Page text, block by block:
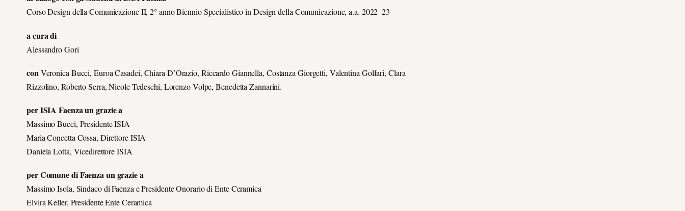
Corso Design della Comunicazione II, 2° anno Biennio Specialistico in Design della Comunicazione, a.a. 2022–23
a cura di
Alessandro Gori
conVeronica Bucci, Euroa Casadei, Chiara D’Orazio, Riccardo Giannella, Costanza Giorgetti, Valentina Golfari, Clara
Rizzolino, Roberto Serra, Nicole Tedeschi, Lorenzo Volpe, Benedetta Zannarini.
per ISIA Faenza un grazie a
Massimo Bucci, Presidente ISIA
Maria Concetta Cossa, Direttore ISIA
Daniela Lotta, Vicedirettore ISIA
per Comune di Faenza un grazie a
Massimo Isola, Sindaco di Faenza e Presidente Onorario di Ente Ceramica
Elvira Keller, Presidente Ente Ceramica